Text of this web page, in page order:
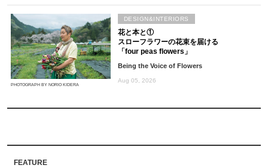
PHOTOGRAPH BY NORIO KIDERA
花と本と①
スローフラワーの花束を届ける
「four peas flowers」
Being the Voice of Flowers
Aug 05, 2026
DESIGN&INTERIORS
FEATURE